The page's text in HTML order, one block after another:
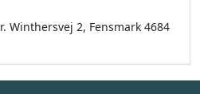
Winthersvej 2, Fensmark 4684